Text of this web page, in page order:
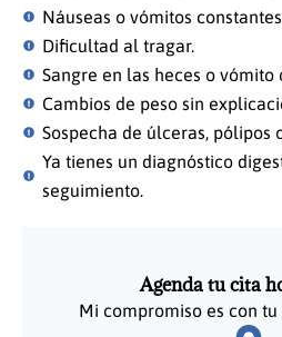
Náuseas o vómitos
Dificultad al tragar.
Sangre en las heces o vómito
Cambios de peso sin
Sospecha de úlceras, pólipos
Ya tienes un diagnóstico
seguimiento.
Agenda tu cita
Mi compromiso es con